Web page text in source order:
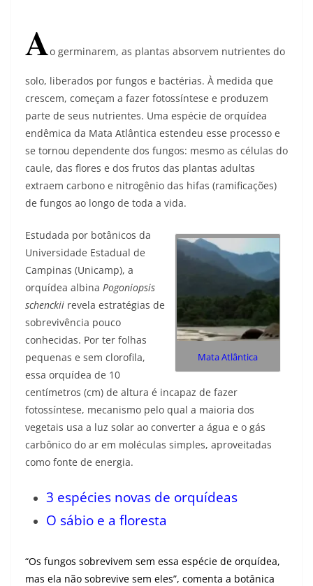
Ao germinarem, as plantas absorvem nutrientes do
solo, liberados por fungos e bactérias. À medida que
crescem, começam a fazer fotossíntese e produzem
parte de seus nutrientes. Uma espécie de orquídea
endêmica da Mata Atlântica estendeu esse processo e
se tornou dependente dos fungos: mesmo as células do
caule, das flores e dos frutos das plantas adultas
extraem carbono e nitrogênio das hifas (ramificações)
de fungos ao longo de toda a vida.
Mata Atlântica
Estudada por botânicos da
Universidade Estadual de
Campinas (Unicamp), a
orquídea albina Pogoniopsis
schenckii revela estratégias de
sobrevivência pouco
conhecidas. Por ter folhas
pequenas e sem clorofila,
essa orquídea de 10
centímetros (cm) de altura é incapaz de fazer
fotossíntese, mecanismo pelo qual a maioria dos
vegetais usa a luz solar ao converter a água e o gás
carbônico do ar em moléculas simples, aproveitadas
como fonte de energia.
3 espécies novas de orquídeas
O sábio e a floresta
“Os fungos sobrevivem sem essa espécie de orquídea,
mas ela não sobrevive sem eles”, comenta a botânica